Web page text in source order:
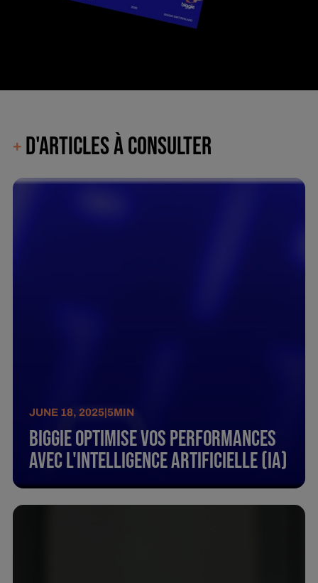
+D'ARTICLES À CONSULTER
JUNE 18, 2025 |5MIN
Biggie optimise vos performances
avec l'intelligence artificielle (IA)